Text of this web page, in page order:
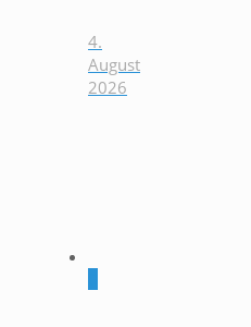
4.
August
2026